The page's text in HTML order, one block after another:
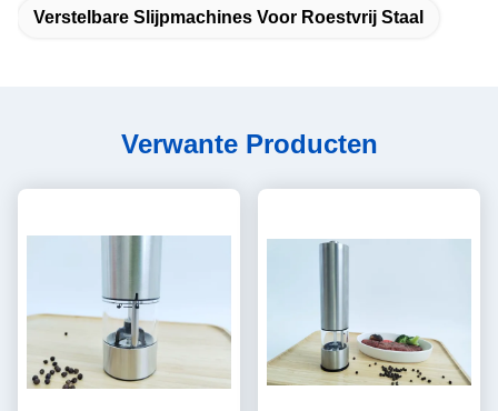
Verstelbare Slijpmachines Voor Roestvrij Staal
Verwante Producten